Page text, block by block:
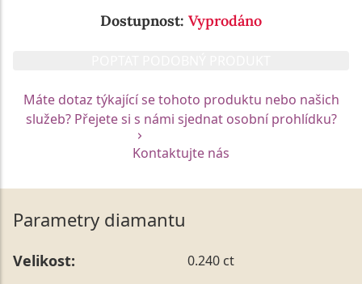
Dostupnost: Vyprodáno
Máte dotaz týkající se tohoto produktu nebo našich
služeb? Přejete si s námi sjednat osobní prohlídku?
Kontaktujte nás
Parametry diamantu
Velikost: 0.240 ct